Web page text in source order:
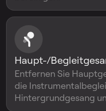
Haupt-/
Entfernen Sie
die
Hintergrundgesang